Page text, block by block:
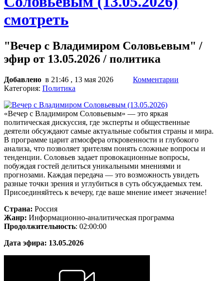
смотреть
"Вечер с Владимиром Соловьевым" /
эфир от 13.05.2026 / политика
Добавлено в 21:46 , 13 мая 2026
Комментарии
Категория: Политика
«Вечер с Владимиром Соловьевым» — это яркая
политическая дискуссия, где эксперты и общественные
деятели обсуждают самые актуальные события страны и мира.
В программе царит атмосфера откровенности и глубокого
анализа, что позволяет зрителям понять сложные вопросы и
тенденции. Соловьев задает провокационные вопросы,
побуждая гостей делиться уникальными мнениями и
прогнозами. Каждая передача — это возможность увидеть
разные точки зрения и углубиться в суть обсуждаемых тем.
Присоединяйтесь к вечеру, где ваше мнение имеет значение!
Страна: Россия
Жанр: Информационно-аналитическая программа
Продолжительность: 02:00:00
Дата эфира: 13.05.2026